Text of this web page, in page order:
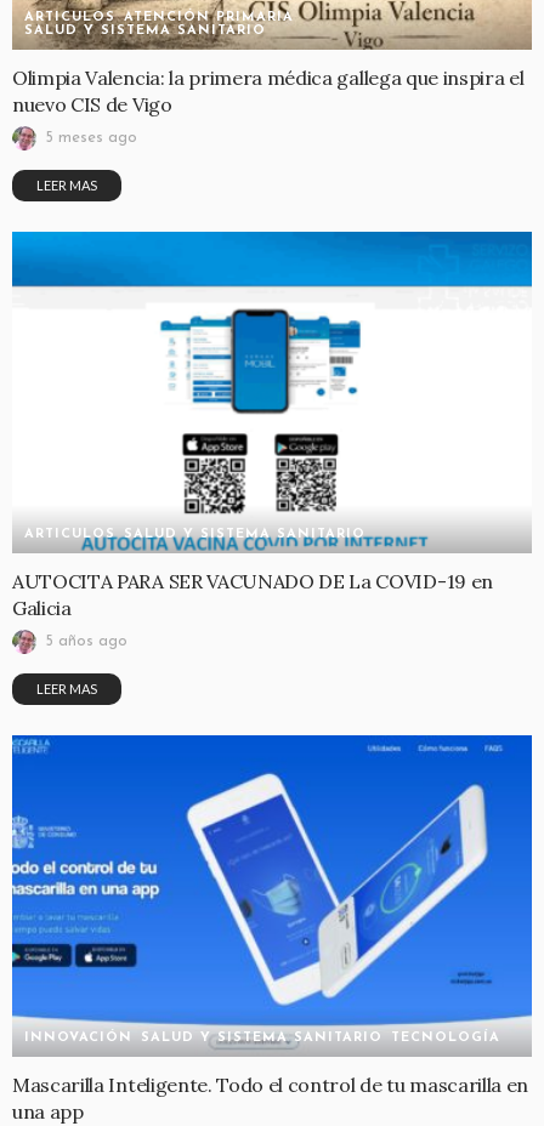
ARTICULOS
ATENCIÓN PRIMARIA
SALUD Y SISTEMA SANITARIO
Olimpia Valencia: la primera médica gallega que inspira el
nuevo CIS de Vigo
5 meses ago
LEER MAS
ARTICULOS SALUD Y SISTEMA SANITARIO
AUTOCITA PARA SER VACUNADO DE La COVID-19 en
Galicia
5 años ago
LEER MAS
INNOVACIÓN SALUD Y SISTEMA SANITARIO TECNOLOGÍA
Mascarilla Inteligente. Todo el control de tu mascarilla en
una app